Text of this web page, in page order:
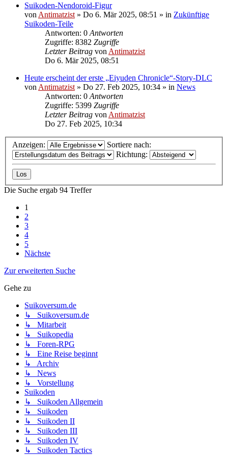
Suikoden-Nendoroid-Figur
von Antimatzist » Do 6. Mär 2025, 08:51 » in Zukünftige
Suikoden-Teile
Antworten: 0 Antworten
Zugriffe: 8382 Zugriffe
Letzter Beitrag von Antimatzist
Do 6. Mär 2025, 08:51
Heute erscheint der erste „Eiyuden Chronicle“-Story-DLC
von Antimatzist » Do 27. Feb 2025, 10:34 » in News
Antworten: 0 Antworten
Zugriffe: 5399 Zugriffe
Letzter Beitrag von Antimatzist
Do 27. Feb 2025, 10:34
Anzeigen:
Sortiere nach:
Richtung:
Die Suche ergab 94 Treffer
1
2
3
4
5
Nächste
Zur erweiterten Suche
Gehe zu
Suikoversum.de
↳ Suikoversum.de
↳ Mitarbeit
↳ Suikopedia
↳ Foren-RPG
↳ Eine Reise beginnt
↳ Archiv
↳ News
↳ Vorstellung
Suikoden
↳ Suikoden Allgemein
↳ Suikoden
↳ Suikoden II
↳ Suikoden III
↳ Suikoden IV
↳ Suikoden Tactics